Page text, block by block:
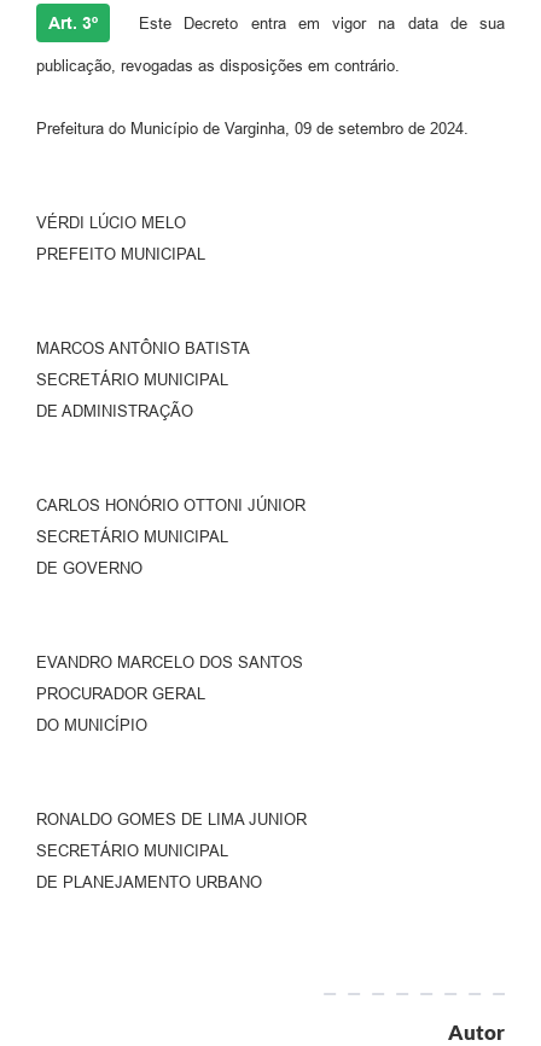
Art. 3º Este Decreto entra em vigor na data de sua
publicação, revogadas as disposições em contrário.
Prefeitura do Município de Varginha, 09 de setembro de 2024.
VÉRDI LÚCIO MELO
PREFEITO MUNICIPAL
MARCOS ANTÔNIO BATISTA
SECRETÁRIO MUNICIPAL
DE ADMINISTRAÇÃO
CARLOS HONÓRIO OTTONI JÚNIOR
SECRETÁRIO MUNICIPAL
DE GOVERNO
EVANDRO MARCELO DOS SANTOS
PROCURADOR GERAL
DO MUNICÍPIO
RONALDO GOMES DE LIMA JUNIOR
SECRETÁRIO MUNICIPAL
DE PLANEJAMENTO URBANO
Autor